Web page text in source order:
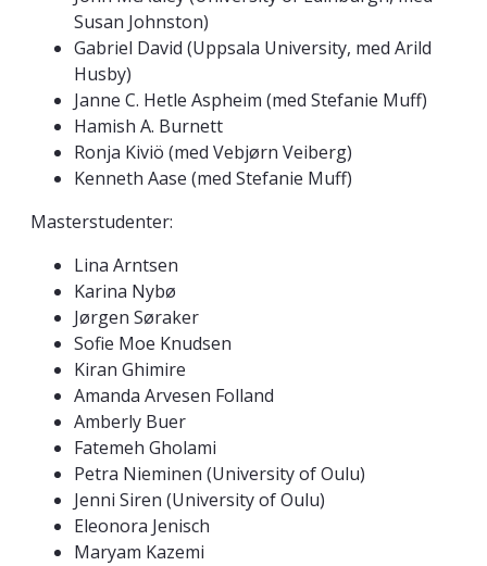
Susan Johnston)
Gabriel David (Uppsala University, med Arild
Husby)
Janne C. Hetle Aspheim (med Stefanie Muff)
Hamish A. Burnett
Ronja Kiviö (med Vebjørn Veiberg)
Kenneth Aase (med Stefanie Muff)
Masterstudenter:
Lina Arntsen
Karina Nybø
Jørgen Søraker
Sofie Moe Knudsen
Kiran Ghimire
Amanda Arvesen Folland
Amberly Buer
Fatemeh Gholami
Petra Nieminen (University of Oulu)
Jenni Siren (University of Oulu)
Eleonora Jenisch
Maryam Kazemi